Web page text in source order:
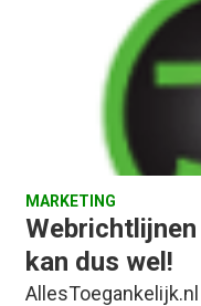
MARKETING
kan dus wel!